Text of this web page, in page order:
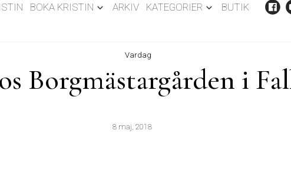
BOKA KRISTIN ARKIV KATEGORIER BUTIK
Vardag
Borgmästargården i
8 maj, 2018